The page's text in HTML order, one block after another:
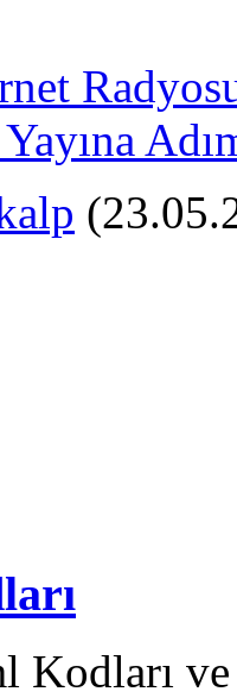
Kodları